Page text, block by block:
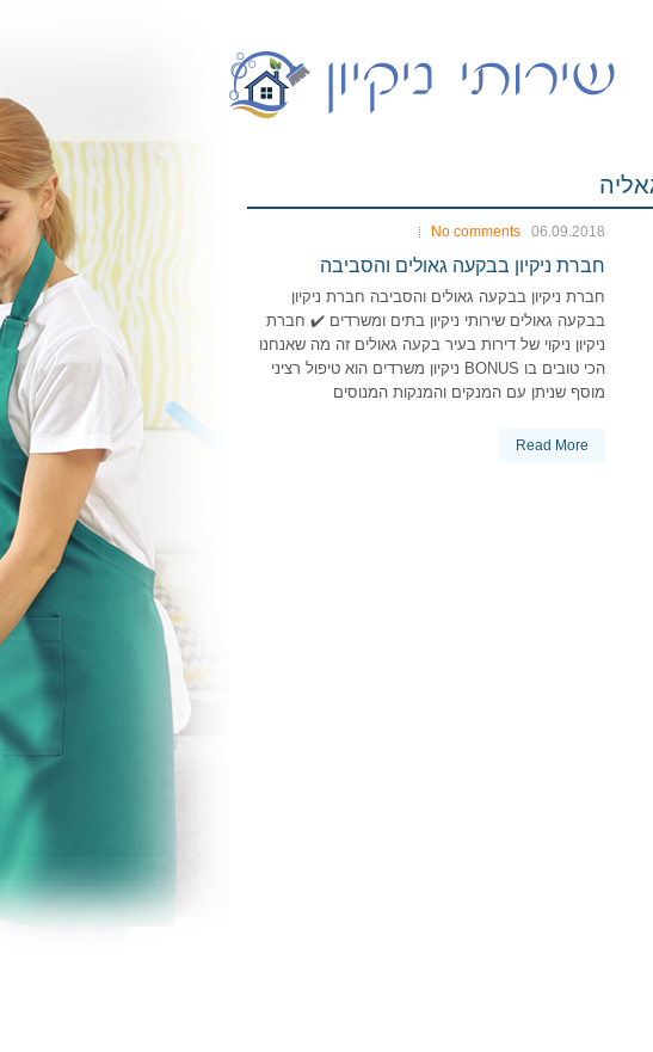
06.09.2018
No comments
חברת ניקיון בבקעה גאולים והסביבה
חברת ניקיון בבקעה גאולים והסביבה חברת ניקיון
בבקעה גאולים שירותי ניקיון בתים ומשרדים ✔️ חברת
ניקיון ניקוי של דירות בעיר בקעה גאולים זה מה שאנחנו
הכי טובים בו BONUS ניקיון משרדים הוא טיפול רציני
מוסף שניתן עם המנקים והמנקות המנוסים
Read More